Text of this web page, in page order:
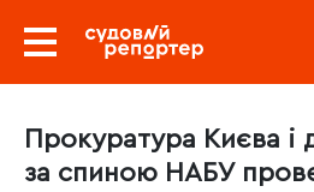
Прокуратура Києва і
за спиною НАБУ